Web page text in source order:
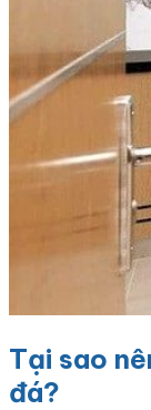
Tại sao
đá?